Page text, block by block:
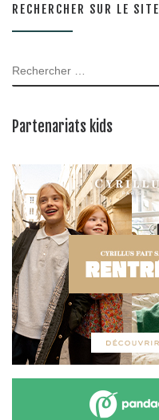
RECHERCHER SUR LE SITE
RECHERCHER
Partenariats kids